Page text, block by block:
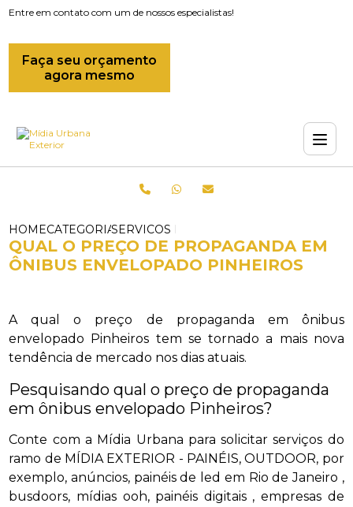
Entre em contato com um de nossos especialistas!
Faça seu orçamento
agora mesmo
HOMECATEGORIASSERVICOS DE ENVELOPAMENTO DE
QUAL O PREÇO DE PROPAGANDA EM
ÔNIBUS ENVELOPADO PINHEIROS
A qual o preço de propaganda em ônibus
envelopado Pinheiros tem se tornado a mais nova
tendência de mercado nos dias atuais.
Pesquisando qual o preço de propaganda
em ônibus envelopado Pinheiros?
Conte com a Mídia Urbana para solicitar serviços do
ramo de MÍDIA EXTERIOR - PAINÉIS, OUTDOOR, por
exemplo, anúncios, painéis de led em Rio de Janeiro ,
busdoors, mídias ooh, painéis digitais , empresas de